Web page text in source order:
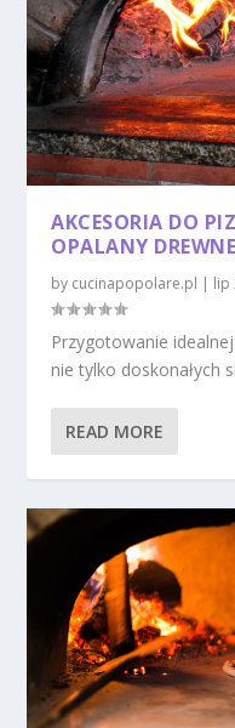
AKCESORIA DO
OPALANY
by cucinapopolare.pl | lip
Przygotowanie
nie tylko doskonałych
READ MORE